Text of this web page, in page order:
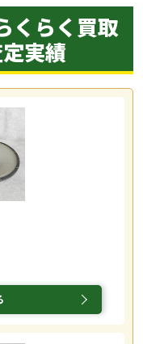
くらく買取
実績